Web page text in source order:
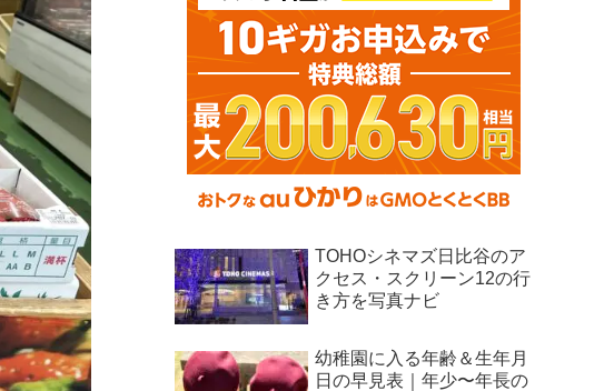
TOHOシネマズ日比谷のア
クセス・スクリーン12の行
き方を写真ナビ
幼稚園に入る年齢＆生年月
日の早見表｜年少〜年長の